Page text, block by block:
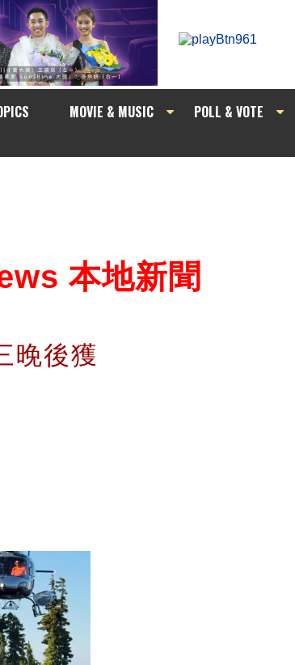
MOVIE & MUSIC POLL & VOTE
本地新聞
晚後獲